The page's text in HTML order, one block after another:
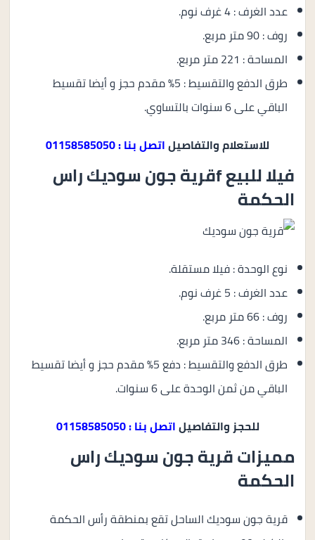
عدد الغرف : 4 غرف نوم.
روف : 90 متر مربع.
المساحة : 221 متر مربع.
طرق الدفع والتقسيط : 5% مقدم حجز و أيضا تقسيط
الباقي على 6 سنوات بالتساوي.
للاستعلام والتفاصيلاتصل بنا : 01158585050
فيلا للبيع fقرية جون سوديك راس
الحكمة
نوع الوحدة : فيلا مستقلة.
عدد الغرف : 5 غرف نوم.
روف : 66 متر مربع.
المساحة : 346 متر مربع.
طرق الدفع والتقسيط : دفع 5% مقدم حجز و أيضا تقسيط
الباقي من ثمن الوحدة على 6 سنوات.
للحجز والتفاصيلاتصل بنا : 01158585050
مميزات قرية جون سوديك راس
الحكمة
قرية جون سوديك الساحل تقع بمنطقة رأس الحكمة